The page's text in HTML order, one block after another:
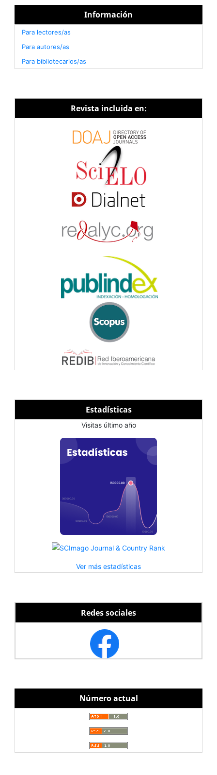
Información
Para lectores/as
Para autores/as
Para bibliotecarios/as
Revista incluida en:
Estadísticas
Visitas último año
Ver más estadísticas
Redes sociales
Número actual